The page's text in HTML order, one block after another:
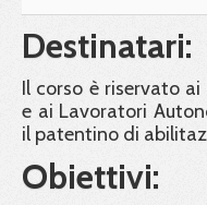
Destinatari:
Il corso è riservato
e ai Lavoratori
il patentino di
Obiettivi: